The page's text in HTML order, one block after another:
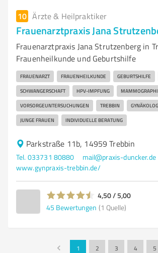
10 Ärzte & Heilpraktiker
Frauenarztpraxis Jana
Frauenarztpraxis Jana Strutzenberg in
Frauenheilkunde und Geburtshilfe
FRAUENARZT FRAUENHEILKUNDE GEBURTSHILFE
SCHWANGERSCHAFT HPV-IMPFUNG
VORSORGEUNTERSUCHUNGEN TREBBIN
JUNGE FRAUEN INDIVIDUELLE BERATUNG
Parkstraße 11b, 14959 Trebbin
Tel. 033731 80880
mail@praxis-duncker.de
www.gynpraxis-trebbin.de/
4,50 / 5,00
45 Bewertungen (1 Quelle)
1 2 3 4 5